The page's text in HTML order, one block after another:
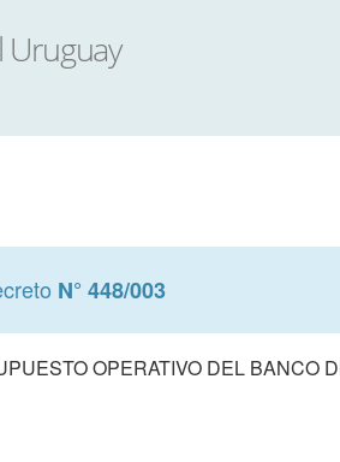
N° 448/003
OPERATIVO DEL BANCO